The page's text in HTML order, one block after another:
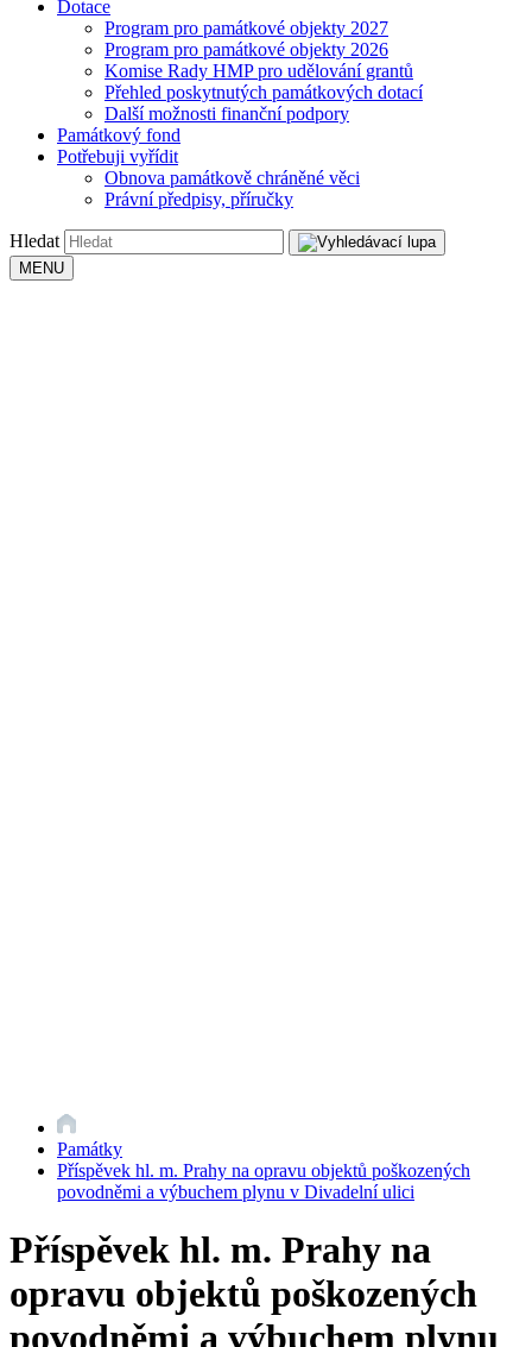
Dotace
Program pro památkové objekty 2027
Program pro památkové objekty 2026
Komise Rady HMP pro udělování grantů
Přehled poskytnutých památkových dotací
Další možnosti finanční podpory
Památkový fond
Potřebuji vyřídit
Obnova památkově chráněné věci
Právní předpisy, příručky
Hledat
MENU
Památky
Příspěvek hl. m. Prahy na opravu objektů poškozených
povodněmi a výbuchem plynu v Divadelní ulici
Příspěvek hl. m. Prahy na
opravu objektů poškozených
povodněmi a výbuchem plynu